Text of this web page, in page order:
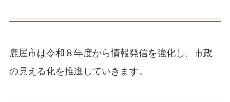
鹿屋市は令和８年度から情報発信を強化し、市政
の見える化を推進していきます。